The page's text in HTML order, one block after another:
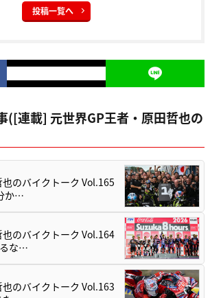
投稿一覧へ
([連載] 元世界GP王者・原田哲也の
のバイクトーク Vol.165
か…
のバイクトーク Vol.164
るな…
のバイクトーク Vol.163